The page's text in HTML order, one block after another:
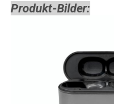
Produkt-Bilder: